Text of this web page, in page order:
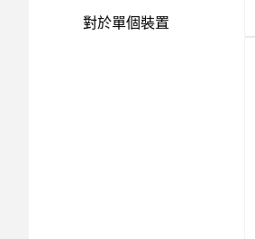
對於單個裝置